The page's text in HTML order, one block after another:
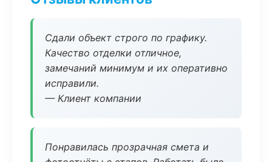
Сдали объект строго по графику.
Качество отделки отличное,
замечаний минимум и их оперативно
исправили.
— Клиент компании
Понравилась прозрачная смета и